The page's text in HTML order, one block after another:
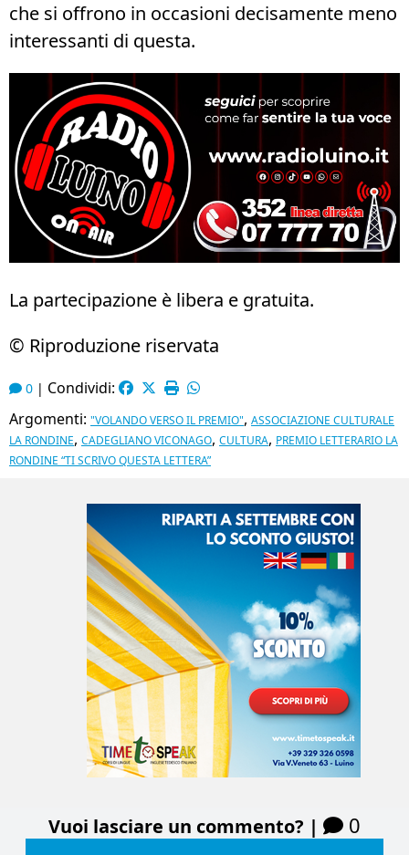
che si offrono in occasioni decisamente meno
interessanti di questa.
La partecipazione è libera e gratuita.
© Riproduzione riservata
0 | Condividi:
Argomenti: "VOLANDO VERSO IL PREMIO", ASSOCIAZIONE CULTURALE
LA RONDINE, CADEGLIANO VICONAGO, CULTURA, PREMIO LETTERARIO LA
RONDINE “TI SCRIVO QUESTA LETTERA”
Vuoi lasciare un commento? | 0